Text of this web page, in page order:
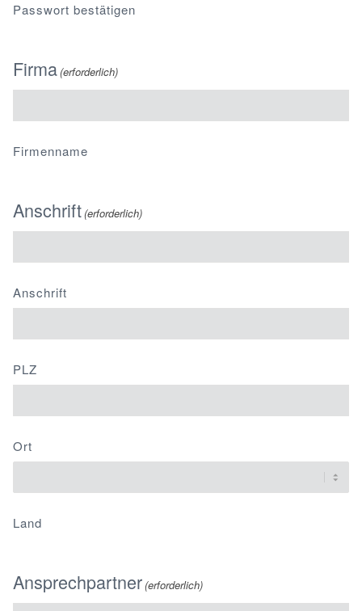
Passwort bestätigen
Firma(erforderlich)
Firmenname
Anschrift(erforderlich)
Anschrift
PLZ
Ort
Land
Ansprechpartner(erforderlich)